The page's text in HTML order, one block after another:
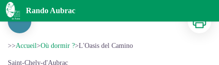
Rando Aubrac
L'Oasis del Camino
>>Accueil>Où dormir ?>L'Oasis del Camino
Saint-Chely-d'Aubrac